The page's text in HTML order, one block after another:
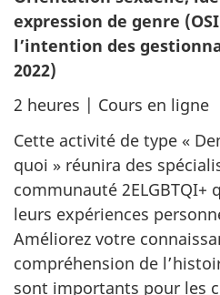
expression de genre
l’intention des
2022)
2 heures | Cours en ligne
Cette activité de type «
quoi » réunira des
communauté 2ELGBTQI+
leurs expériences
Améliorez votre
compréhension de
sont importants pour les